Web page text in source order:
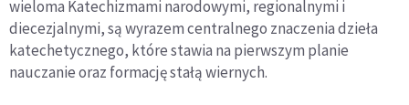
wieloma Katechizmami narodowymi, regionalnymi i
diecezjalnymi, są wyrazem centralnego znaczenia dzieła
katechetycznego, które stawia na pierwszym planie
nauczanie oraz formację stałą wiernych.